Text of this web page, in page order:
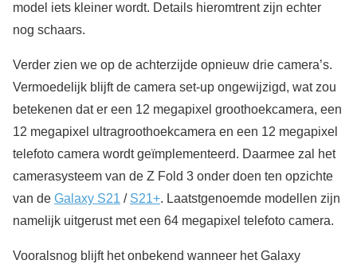
model iets kleiner wordt. Details hieromtrent zijn echter
nog schaars.
Verder zien we op de achterzijde opnieuw drie camera’s.
Vermoedelijk blijft de camera set-up ongewijzigd, wat zou
betekenen dat er een 12 megapixel groothoekcamera, een
12 megapixel ultragroothoekcamera en een 12 megapixel
telefoto camera wordt geïmplementeerd. Daarmee zal het
camerasysteem van de Z Fold 3 onder doen ten opzichte
van de Galaxy S21 / S21+. Laatstgenoemde modellen zijn
namelijk uitgerust met een 64 megapixel telefoto camera.
Vooralsnog blijft het onbekend wanneer het Galaxy